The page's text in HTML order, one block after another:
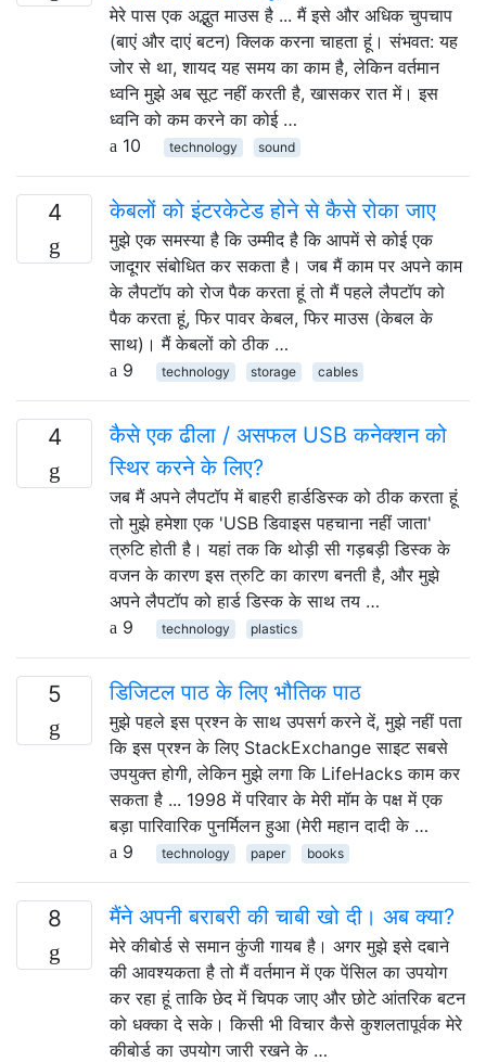
मेरे पास एक अद्भुत माउस है ... मैं इसे और अधिक चुपचाप
(बाएं और दाएं बटन) क्लिक करना चाहता हूं। संभवत: यह
जोर से था, शायद यह समय का काम है, लेकिन वर्तमान
ध्वनि मुझे अब सूट नहीं करती है, खासकर रात में। इस
ध्वनि को कम करने का कोई …
10
technology sound
4 केबलों को इंटरकेटेड होने से कैसे रोका जाए
मुझे एक समस्या है कि उम्मीद है कि आपमें से कोई एक
जादूगर संबोधित कर सकता है। जब मैं काम पर अपने काम
के लैपटॉप को रोज पैक करता हूं तो मैं पहले लैपटॉप को
पैक करता हूं, फिर पावर केबल, फिर माउस (केबल के
साथ)। मैं केबलों को ठीक …
9
technology storage cables
4
कैसे एक ढीला / असफल USB कनेक्शन को
स्थिर करने के लिए?
जब मैं अपने लैपटॉप में बाहरी हार्डडिस्क को ठीक करता हूं
तो मुझे हमेशा एक 'USB डिवाइस पहचाना नहीं जाता'
त्रुटि होती है। यहां तक ​​कि थोड़ी सी गड़बड़ी डिस्क के
वजन के कारण इस त्रुटि का कारण बनती है, और मुझे
अपने लैपटॉप को हार्ड डिस्क के साथ तय …
9
technology plastics
5 डिजिटल पाठ के लिए भौतिक पाठ
मुझे पहले इस प्रश्न के साथ उपसर्ग करने दें, मुझे नहीं पता
कि इस प्रश्न के लिए StackExchange साइट सबसे
उपयुक्त होगी, लेकिन मुझे लगा कि LifeHacks काम कर
सकता है ... 1998 में परिवार के मेरी मॉम के पक्ष में एक
बड़ा पारिवारिक पुनर्मिलन हुआ (मेरी महान दादी के …
9
technology paper books
8 मैंने अपनी बराबरी की चाबी खो दी। अब क्या?
मेरे कीबोर्ड से समान कुंजी गायब है। अगर मुझे इसे दबाने
की आवश्यकता है तो मैं वर्तमान में एक पेंसिल का उपयोग
कर रहा हूं ताकि छेद में चिपक जाए और छोटे आंतरिक बटन
को धक्का दे सके। किसी भी विचार कैसे कुशलतापूर्वक मेरे
कीबोर्ड का उपयोग जारी रखने के …